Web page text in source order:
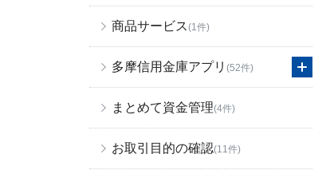
商品サービス(1件)
多摩信用金庫アプリ (52件)
まとめて資金管理(4件)
お取引目的の確認(11件)